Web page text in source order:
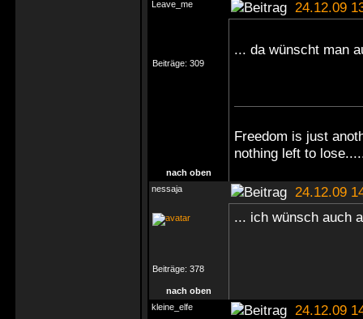
Leave_me
24.12.09
Beiträge: 309
... da wünscht man
Freedom is just
nothing left to
nach oben
nessaja
24.12.09
Beiträge: 378
... ich wünsch auch
nach oben
kleine_elfe
24.12.09